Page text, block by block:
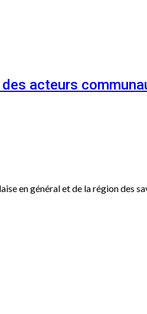
acteurs
en général et de la région